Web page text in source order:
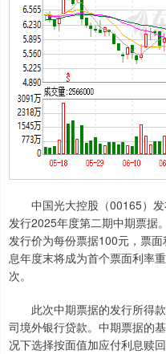
中国光大控股（00165）发
发行2025年度第二期中期票据
发行价为每份票据100元，票
息年度末将成为首个票面利率
次。
此次中期票据的发行所得款
司境外银行贷款。中期票据的
况下选择按面值加应付利息赎回